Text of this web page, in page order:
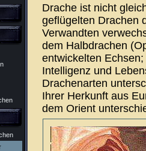
Drache ist nicht
geflügelten Drachen
Verwandten
dem Halbdrachen
entwickelten
Intelligenz und
Drachenarten
Ihrer Herkunft aus
dem Orient